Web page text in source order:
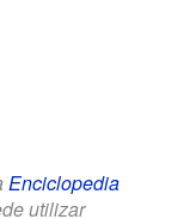
Enciclopedia
utilizar